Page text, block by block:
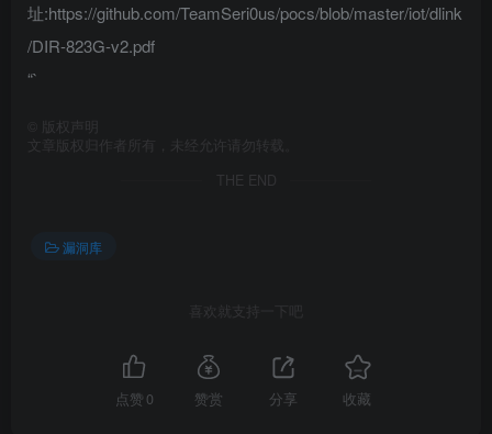
址:https://github.com/TeamSeri0us/pocs/blob/master/iot/dlink
/DIR-823G-v2.pdf
“`
版权声明
文章版权归作者所有，未经允许请勿转载。
THE END
漏洞库
喜欢就支持一下吧
点赞 0 赞赏 分享 收藏